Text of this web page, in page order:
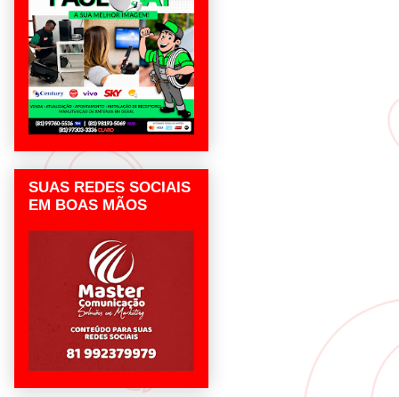
SUAS REDES SOCIAIS
EM BOAS MÃOS